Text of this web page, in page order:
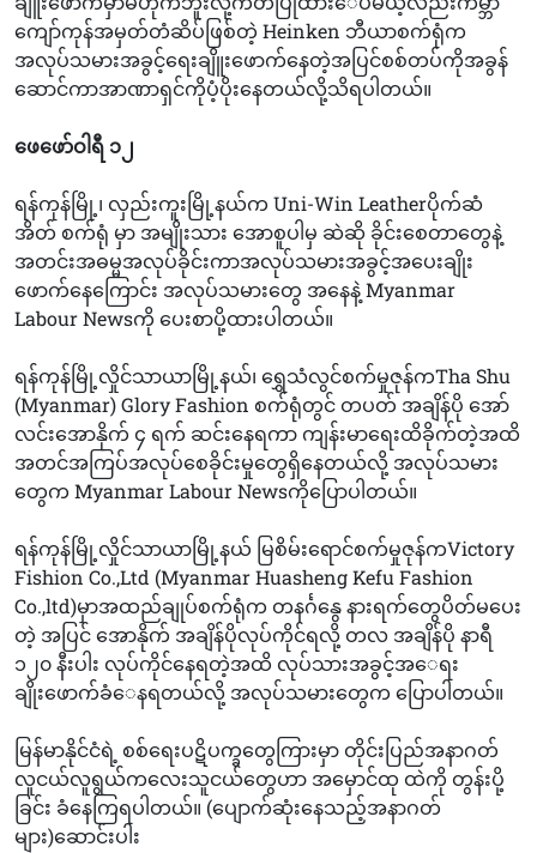
ကျော်ကုန်အမှတ်တံဆိပ်ဖြစ်တဲ့ Heinken ဘီယာစက်ရုံက
အလုပ်သမားအခွင့်ရေးချိူးဖောက်နေတဲ့အပြင်စစ်တပ်ကိုအခွန်
ဆောင်ကာအာဏာရှင်ကိုပံ့ပိုးနေတယ်လို့သိရပါတယ်။
ဖေဖော်ဝါရီ ၁၂
ရန်ကုန်မြို့၊ လှည်းကူးမြို့နယ်က Uni-Win Leatherပိုက်ဆံ
အိတ် စက်ရုံ မှာ အမျိုးသား အောစူပါမှ ဆဲဆို ခိုင်းစေတာတွေနဲ့
အတင်းအဓမ္မအလုပ်ခိုင်း‌ကာအလုပ်သမားအခွင့်အပေးချိုး
ဖောက်နေကြောင်း အလုပ်သမားတွေ အနေနဲ့ Myanmar
Labour Newsကို ပေးစာပို့ထားပါတယ်။
ရန်ကုန်မြို့လှိုင်သာယာမြို့နယ်၊ ရွှေသံလွင်စက်မှုဇုန်ကTha Shu
(Myanmar) Glory Fashion စက်ရုံတွင် တပတ် အချိန်ပို အော်
လင်းအောနိုက် ၄ ရက် ဆင်းနေရကာ ကျန်းမာရေးထိခိုက်တဲ့အထိ
အတင်အကြပ်အလုပ်စေခိုင်းမှုတွေရှိနေတယ်လို့ အလုပ်သမား
တွေက Myanmar Labour Newsကိုပြောပါတယ်။
ရန်ကုန်မြို့လှိုင်သာယာမြို့နယ် မြစိမ်းရောင်စက်မှုဇုန်ကVictory
Fishion Co.,Ltd (Myanmar Huasheng Kefu Fashion
Co.,ltd)မှာအထည်ချုပ်စက်ရုံက တနင်္ဂနွေ နားရက်တွေပိတ်မပေး
တဲ့ အပြင် အောနိုက် အချိန်ပိုလုပ်ကိုင်ရလို့ တလ အချိန်ပို နာရီ
၁၂၀ နီးပါး လုပ်ကိုင်နေရတဲ့အထိ လုပ်သားအခွင့်အ‌‌ေရး
ချိုး‌ဖောက်ခံ‌ေနရတယ်လို့ အလုပ်သမားတွေက ပြောပါတယ်။
မြန်မာနိုင်ငံရဲ့ စစ်ရေးပဋိပက္ခတွေကြားမှာ တိုင်းပြည်အနာဂတ်
လူငယ်လူရွယ်ကလေးသူငယ်တွေဟာ အမှောင်ထု ထဲကို တွန်းပို့
ခြင်း ခံနေကြရပါတယ်။ (ပျောက်ဆုံးနေသည့်အနာဂတ်
များ)ဆောင်းပါး